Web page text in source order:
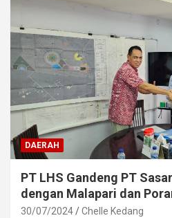
DAERAH
PT LHS Gandeng PT
dengan Malapari dan
30/07/2024 Chelle Kedang